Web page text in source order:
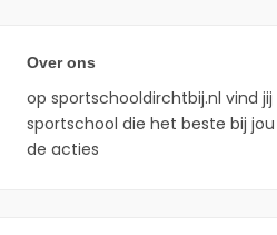
Over ons
op sportschooldirchtbij.nl vind
sportschool die het beste bij
de acties